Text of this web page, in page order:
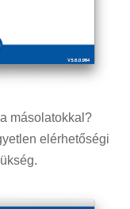
másolatokkal?
elérhetőségi